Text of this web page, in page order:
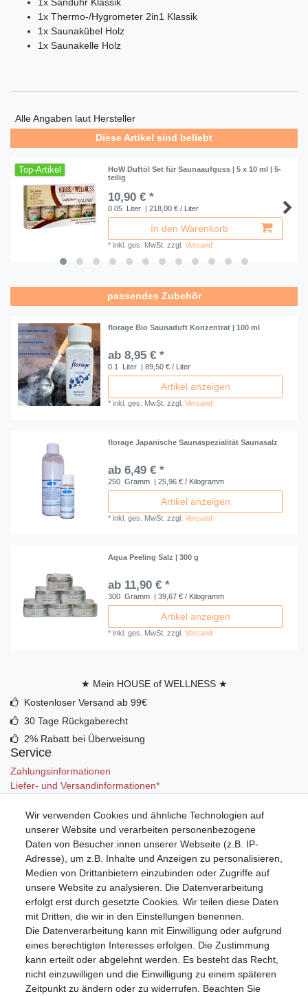
1x Sanduhr Klassik
1x Thermo-/Hygrometer 2in1 Klassik
1x Saunakübel Holz
1x Saunakelle Holz
Alle Angaben laut Hersteller
Diese Artikel sind beliebt
Top-Artikel
HoW Duftöl Set für Saunaaufguss | 5 x 10 ml | 5-
teilig
10,90 € *
0.05 Liter | 218,00 € / Liter
In den Warenkorb
*inkl. ges. MwSt. zzgl.Versand
passendes Zubehör
florage Bio Saunaduft Konzentrat | 100 ml
ab 8,95 € *
0.1 Liter | 89,50 € / Liter
Artikel anzeigen
*inkl. ges. MwSt. zzgl.Versand
florage Japanische Saunaspezialität Saunasalz
ab 6,49 € *
250 Gramm | 25,96 € / Kilogramm
Artikel anzeigen
*inkl. ges. MwSt. zzgl.Versand
Aqua Peeling Salz | 300 g
ab 11,90 € *
300 Gramm | 39,67 € / Kilogramm
Artikel anzeigen
*inkl. ges. MwSt. zzgl.Versand
★ Mein HOUSE of WELLNESS ★
Kostenloser Versand ab 99€
30 Tage Rückgaberecht
2% Rabatt bei Überweisung
Service
Zahlungsinformationen
Liefer- und Versandinformationen*
Mein Konto
Registrieren
Anmelden (Login)
Warenkorb
Wir verwenden Cookies und ähnliche Technologien auf
unserer Website und verarbeiten personenbezogene
Daten von Besucher:innen unserer Webseite (z.B. IP-
Adresse), um z.B. Inhalte und Anzeigen zu personalisieren,
Medien von Drittanbietern einzubinden oder Zugriffe auf
unsere Website zu analysieren. Die Datenverarbeitung
erfolgt erst durch gesetzte Cookies. Wir teilen diese Daten
mit Dritten, die wir in den Einstellungen benennen.
Die Datenverarbeitung kann mit Einwilligung oder aufgrund
eines berechtigten Interesses erfolgen. Die Zustimmung
kann erteilt oder abgelehnt werden. Es besteht das Recht,
nicht einzuwilligen und die Einwilligung zu einem späteren
Zeitpunkt zu ändern oder zu widerrufen. Beachten Sie